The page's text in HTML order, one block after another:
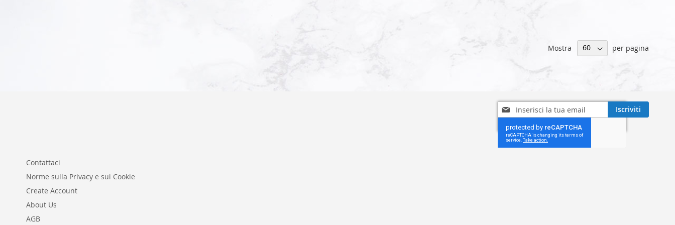
Mostra per pagina
Iscriviti
alla
nostra
Newsletter:
Iscriviti
Contattaci
Norme sulla Privacy e sui Cookie
Create Account
About Us
AGB